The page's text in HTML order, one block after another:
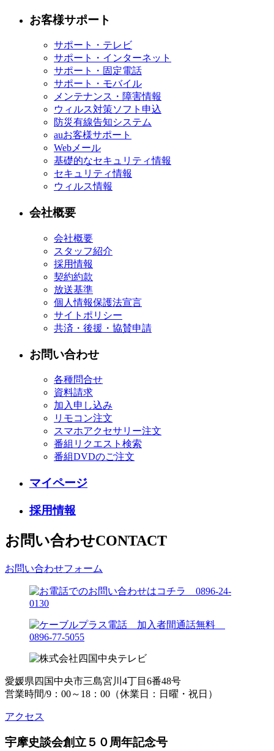
お客様サポート
サポート・テレビ
サポート・インターネット
サポート・固定電話
サポート・モバイル
メンテナンス・障害情報
ウィルス対策ソフト申込
防災有線告知システム
auお客様サポート
Webメール
基礎的なセキュリティ情報
セキュリティ情報
ウィルス情報
会社概要
会社概要
スタッフ紹介
採用情報
契約約款
放送基準
個人情報保護法宣言
サイトポリシー
共済・後援・協賛申請
お問い合わせ
各種問合せ
資料請求
加入申し込み
リモコン注文
スマホアクセサリー注文
番組リクエスト検索
番組DVDのご注文
マイページ
採用情報
お問い合わせCONTACT
お問い合わせフォーム
愛媛県四国中央市三島宮川4丁目6番48号
営業時間/9：00～18：00（休業日：日曜・祝日）
アクセス
宇摩史談会創立５０周年記念号